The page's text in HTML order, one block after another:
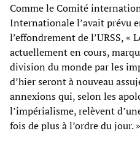
Comme le Comité
Internationale l’avait prévu
l’effondrement de l’URSS, «
actuellement en cours,
division du monde par les
d’hier seront à nouveau
annexions qui, selon les
l’impérialisme, relèvent
fois de plus à l’ordre du jour. »